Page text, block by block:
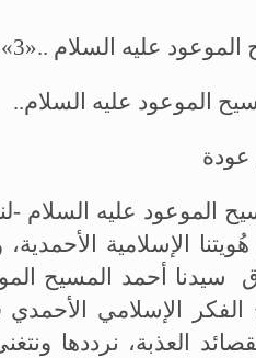
عليه السلام ..«3»
الموعود عليه السلام..
عودة
الموعود عليه السلام
الإسلامية
أحمد المسيح
الإسلامي الأحمدي
العذبة، نرددها